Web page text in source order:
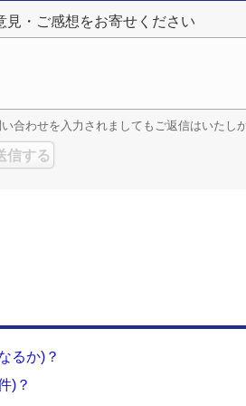
見・ご感想をお寄せください
い合わせを入力されましてもご返信はいたし
るか)？
)？